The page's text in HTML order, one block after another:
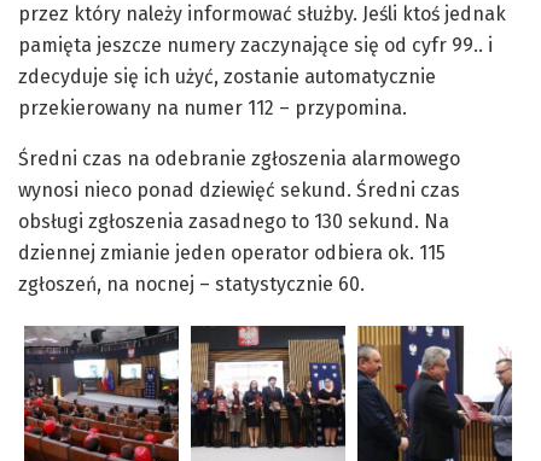
przez który należy informować służby. Jeśli ktoś jednak
pamięta jeszcze numery zaczynające się od cyfr 99.. i
zdecyduje się ich użyć, zostanie automatycznie
przekierowany na numer 112 – przypomina.
Średni czas na odebranie zgłoszenia alarmowego
wynosi nieco ponad dziewięć sekund. Średni czas
obsługi zgłoszenia zasadnego to 130 sekund. Na
dziennej zmianie jeden operator odbiera ok. 115
zgłoszeń, na nocnej – statystycznie 60.